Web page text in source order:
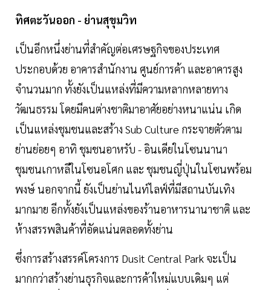
ทิศตะวันออก - ย่านสุขุมวิท
เป็นอีกหนึ่งย่านที่สำคัญต่อเศรษฐกิจของประเทศ
ประกอบด้วย อาคารสำนักงาน ศูนย์การค้า และอาคารสูง
จำนวนมาก ทั้งยังเป็นแหล่งที่มีความหลากหลายทาง
วัฒนธรรม โดยมีคนต่างชาติมาอาศัยอย่างหนาแน่น เกิด
เป็นแหล่งชุมชนและสร้าง Sub Culture กระจายตัวตาม
ย่านย่อยๆ อาทิ ชุมชนอาหรับ - อินเดียในโซนนานา
ชุมชนเกาหลีในโซนอโศก และ ชุมชนญี่ปุ่นในโซนพร้อม
พงษ์ นอกจากนี้ ยังเป็นย่านไนท์ไลฟ์ที่มีสถานบันเทิง
มากมาย อีกทั้งยังเป็นแหล่งของร้านอาหารนานาชาติ และ
ห้างสรรพสินค้าที่อัดแน่นตลอดทั้งย่าน
ซึ่งการสร้างสรรค์โครงการ Dusit Central Park จะเป็น
มากกว่าสร้างย่านธุรกิจและการค้าใหม่แบบเดิมๆ แต่